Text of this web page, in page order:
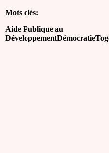
Mots clés:
Aide Publique au